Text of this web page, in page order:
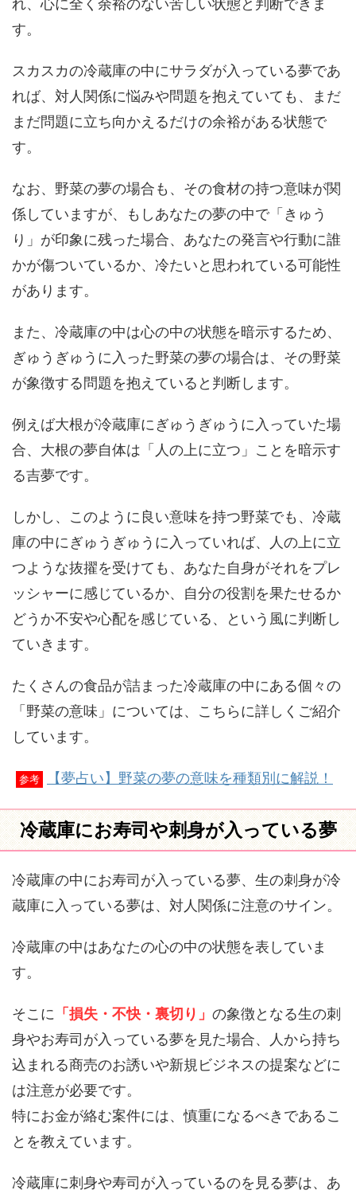
れ、心に全く余裕のない苦しい状態と判断できま
す。
スカスカの冷蔵庫の中にサラダが入っている夢であ
れば、対人関係に悩みや問題を抱えていても、まだ
まだ問題に立ち向かえるだけの余裕がある状態で
す。
なお、野菜の夢の場合も、その食材の持つ意味が関
係していますが、もしあなたの夢の中で「きゅう
り」が印象に残った場合、あなたの発言や行動に誰
かが傷ついているか、冷たいと思われている可能性
があります。
また、冷蔵庫の中は心の中の状態を暗示するため、
ぎゅうぎゅうに入った野菜の夢の場合は、その野菜
が象徴する問題を抱えていると判断します。
例えば大根が冷蔵庫にぎゅうぎゅうに入っていた場
合、大根の夢自体は「人の上に立つ」ことを暗示す
る吉夢です。
しかし、このように良い意味を持つ野菜でも、冷蔵
庫の中にぎゅうぎゅうに入っていれば、人の上に立
つような抜擢を受けても、あなた自身がそれをプレ
ッシャーに感じているか、自分の役割を果たせるか
どうか不安や心配を感じている、という風に判断し
ていきます。
たくさんの食品が詰まった冷蔵庫の中にある個々の
「野菜の意味」については、こちらに詳しくご紹介
しています。
参考 【夢占い】野菜の夢の意味を種類別に解説！
冷蔵庫にお寿司や刺身が入っている夢
冷蔵庫の中にお寿司が入っている夢、生の刺身が冷
蔵庫に入っている夢は、対人関係に注意のサイン。
冷蔵庫の中はあなたの心の中の状態を表していま
す。
そこに 「損失・不快・裏切り」 の象徴となる生の刺
身やお寿司が入っている夢を見た場合、人から持ち
込まれる商売のお誘いや新規ビジネスの提案などに
は注意が必要です。
特にお金が絡む案件には、慎重になるべきであるこ
とを教えています。
冷蔵庫に刺身や寿司が入っているのを見る夢は、あ